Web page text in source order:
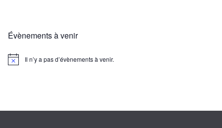
Évènements à venir
N
Il n’y a pas d’évènements à venir.